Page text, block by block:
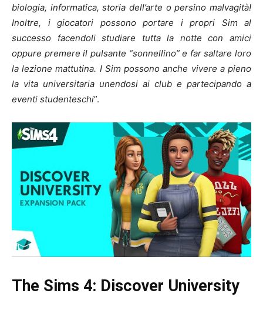
biologia, informatica, storia dell’arte o persino malvagità!
Inoltre, i giocatori possono portare i propri Sim al
successo facendoli studiare tutta la notte con amici
oppure premere il pulsante “sonnellino” e far saltare loro
la lezione mattutina. I Sim possono anche vivere a pieno
la vita universitaria unendosi ai club e partecipando a
eventi studenteschi”.
The Sims 4: Discover University